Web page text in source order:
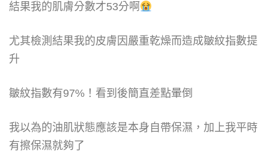
結果我的肌膚分數才53分啊
尤其檢測結果我的皮膚因嚴重乾燥而造成皺紋指數提
升
皺紋指數有97%！看到後簡直差點暈倒
我以為的油肌狀態應該是本身自帶保濕，加上我平時
有擦保濕就夠了